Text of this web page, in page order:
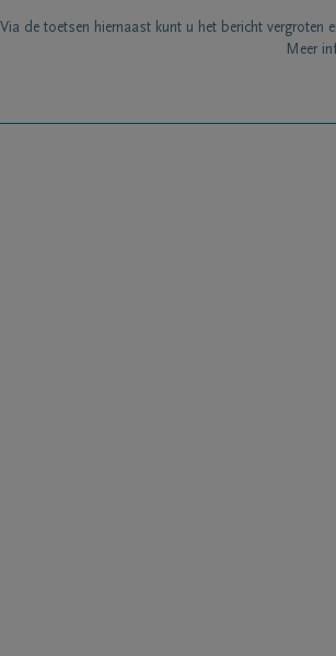
Via de toetsen hiernaast kunt u het bericht vergroten
Meer